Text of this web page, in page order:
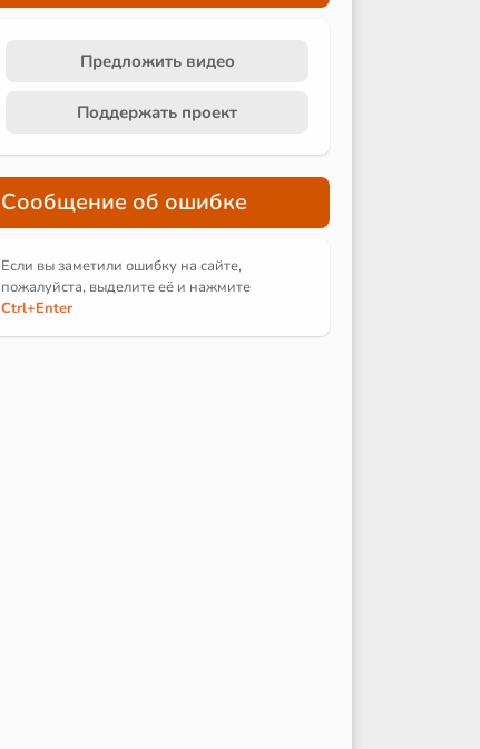
Предложить видео
Поддержать проект
Сообщение об ошибке
Если вы заметили ошибку на сайте,
пожалуйста, выделите её и нажмите
Ctrl+Enter